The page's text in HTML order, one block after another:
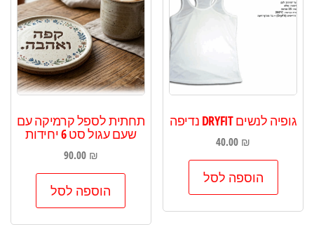
גופיה לנשים DRYFIT נדיפה
40.00 ₪
הוספה לסל
תחתית לספל קרמיקה עם
שעם עגול סט 6 יחידות
90.00 ₪
הוספה לסל